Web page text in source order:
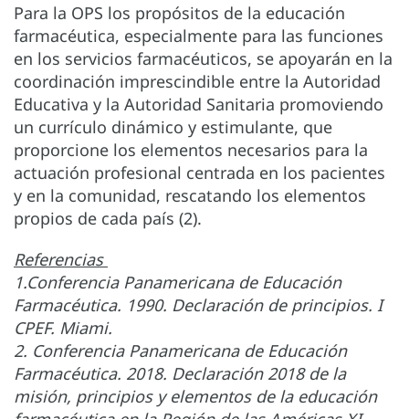
Para la OPS los propósitos de la educación
farmacéutica, especialmente para las funciones
en los servicios farmacéuticos, se apoyarán en la
coordinación imprescindible entre la Autoridad
Educativa y la Autoridad Sanitaria promoviendo
un currículo dinámico y estimulante, que
proporcione los elementos necesarios para la
actuación profesional centrada en los pacientes
y en la comunidad, rescatando los elementos
propios de cada país (2).
Referencias
1.Conferencia Panamericana de Educación
Farmacéutica. 1990. Declaración de principios. I
CPEF. Miami.
2. Conferencia Panamericana de Educación
Farmacéutica. 2018. Declaración 2018 de la
misión, principios y elementos de la educación